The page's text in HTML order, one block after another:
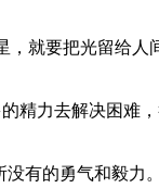
，就要把光留给
精力去解决困难
有的勇气和毅力